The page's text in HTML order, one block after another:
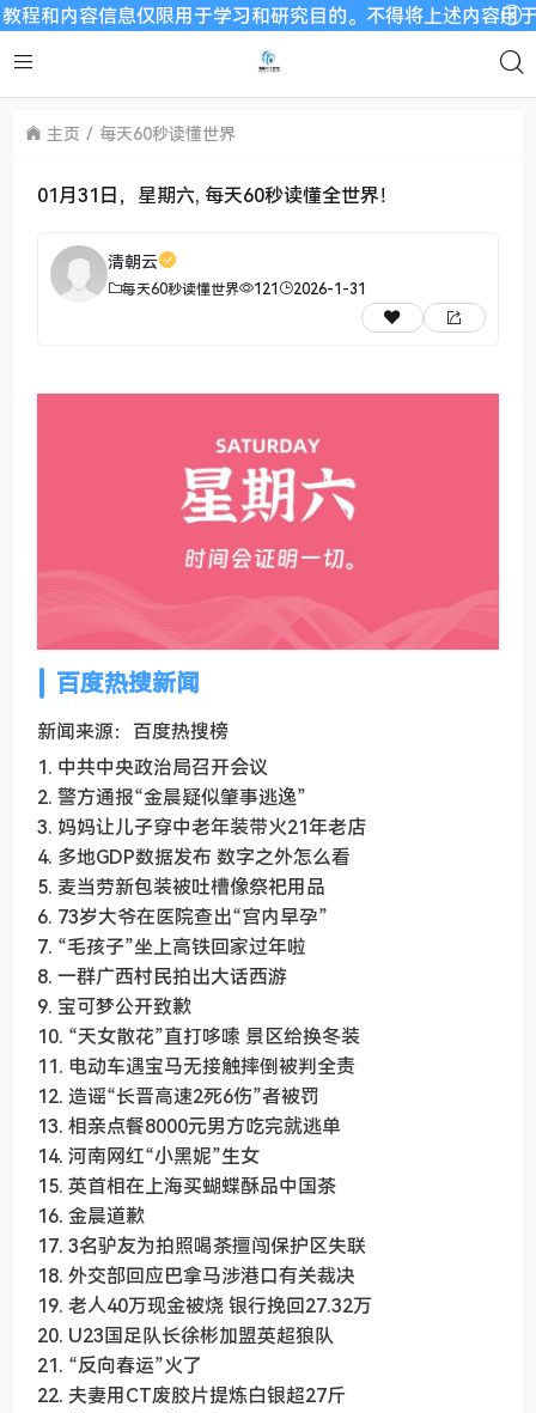
内容信息仅限用于学习和研究目的。不得将上述内容用于
主页 每天60秒读懂世界
01月31日，星期六, 每天60秒读懂全世界！
清朝云
每天60秒读懂世界 121 2026-1-31
百度热搜新闻
新闻来源：百度热搜榜
1. 中共中央政治局召开会议
2. 警方通报“金晨疑似肇事逃逸”
3. 妈妈让儿子穿中老年装带火21年老店
4. 多地GDP数据发布 数字之外怎么看
5. 麦当劳新包装被吐槽像祭祀用品
6. 73岁大爷在医院查出“宫内早孕”
7. “毛孩子”坐上高铁回家过年啦
8. 一群广西村民拍出大话西游
9. 宝可梦公开致歉
10. “天女散花”直打哆嗦 景区给换冬装
11. 电动车遇宝马无接触摔倒被判全责
12. 造谣“长晋高速2死6伤”者被罚
13. 相亲点餐8000元男方吃完就逃单
14. 河南网红“小黑妮”生女
15. 英首相在上海买蝴蝶酥品中国茶
16. 金晨道歉
17. 3名驴友为拍照喝茶擅闯保护区失联
18. 外交部回应巴拿马涉港口有关裁决
19. 老人40万现金被烧 银行挽回27.32万
20. U23国足队长徐彬加盟英超狼队
21. “反向春运”火了
22. 夫妻用CT废胶片提炼白银超27斤